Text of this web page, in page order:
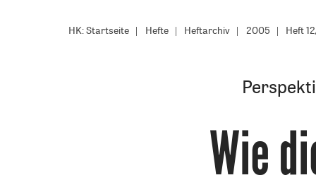
HK: Startseite Hefte Heftarchiv 2005 Heft
Wie